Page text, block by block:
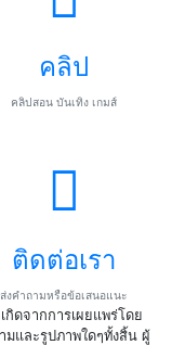
คลิป
คลิปสอน บันเทิง เกมส์
ติดต่อเรา
ส่งคำถามหรือข้อเสนอแนะ
ดจากการเผยแพร่โดย
และรูปภาพใดๆทั้งสิ้น ผู้